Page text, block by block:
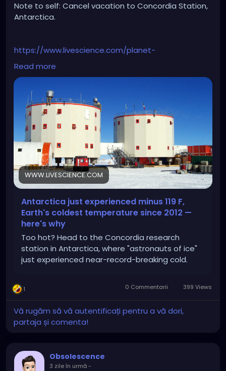
Note to self: Cancel vacation to Concordia Station,
Antarctica.
https://www.livescience.com/planet-
earth/antarctica/antarctica-just-experienced-
minus-119-f-earths-coldest-temperature-since-
2012-heres-why
Read more
WWW.LIVESCIENCE.COM
Antarctica just experienced minus 119 F,
Earth's coldest temperature since 2012 —
here's why
Too hot? Head to the Concordia research
station in Antarctica, where "astronauts of ice"
just experienced near-record-breaking cold.
1 0 Commentarii 399 Views
Vă rugăm să vă autentificați pentru a vă dori,
partaja și comenta!
Obsolescence
3 zile în urmă-